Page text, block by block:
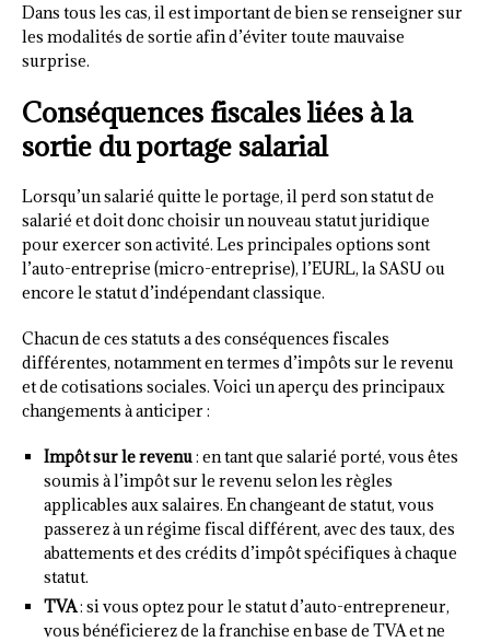
Dans tous les cas, il est important de bien se renseigner sur
les modalités de sortie afin d’éviter toute mauvaise
surprise.
Conséquences fiscales liées à la
sortie du portage salarial
Lorsqu’un salarié quitte le portage, il perd son statut de
salarié et doit donc choisir un nouveau statut juridique
pour exercer son activité. Les principales options sont
l’auto-entreprise (micro-entreprise), l’EURL, la SASU ou
encore le statut d’indépendant classique.
Chacun de ces statuts a des conséquences fiscales
différentes, notamment en termes d’impôts sur le revenu
et de cotisations sociales. Voici un aperçu des principaux
changements à anticiper :
Impôt sur le revenu: en tant que salarié porté, vous êtes
soumis à l’impôt sur le revenu selon les règles
applicables aux salaires. En changeant de statut, vous
passerez à un régime fiscal différent, avec des taux, des
abattements et des crédits d’impôt spécifiques à chaque
statut.
TVA: si vous optez pour le statut d’auto-entrepreneur,
vous bénéficierez de la franchise en base de TVA et ne